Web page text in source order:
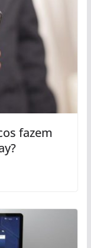
fazem